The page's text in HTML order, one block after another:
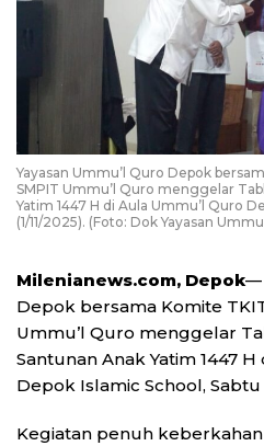
Yayasan Ummu’l Quro Depok
SMPIT Ummu’l Quro menggelar
Yatim 1447 H di Aula Ummu’l Quro
(1/11/2025). (Foto: Dok Yayasan
Milenianews.com, Depok—
Depok bersama Komite
Ummu’l Quro menggelar
Santunan Anak Yatim 1447
Depok Islamic School, Sabtu
Kegiatan penuh